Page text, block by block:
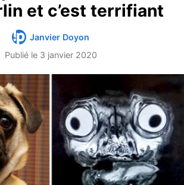
et c’est terrifiant
Janvier Doyon
Publié le 3 janvier 2020